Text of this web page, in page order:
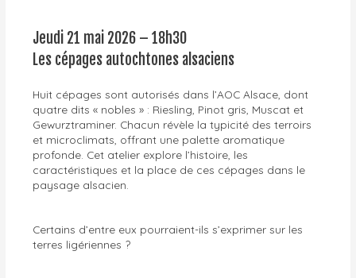
Jeudi 21 mai 2026 – 18h30
Les cépages autochtones alsaciens
Huit cépages sont autorisés dans l’AOC Alsace, dont
quatre dits « nobles » : Riesling, Pinot gris, Muscat et
Gewurztraminer. Chacun révèle la typicité des terroirs
et microclimats, offrant une palette aromatique
profonde. Cet atelier explore l’histoire, les
caractéristiques et la place de ces cépages dans le
paysage alsacien.
Certains d’entre eux pourraient-ils s’exprimer sur les
terres ligériennes ?